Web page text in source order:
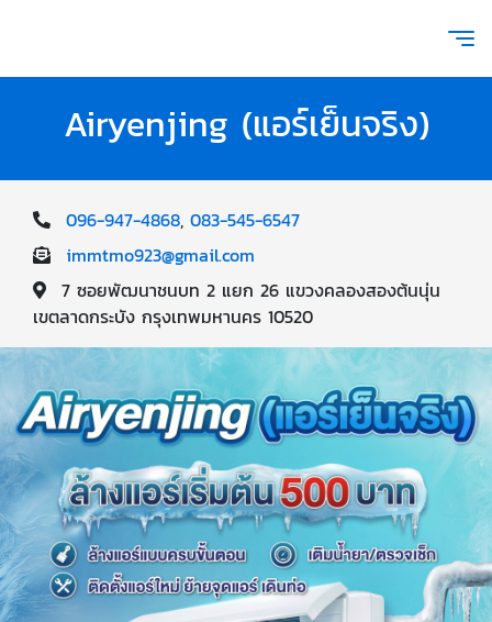
Airyenjing (แอร์เย็นจริง)
096-947-4868, 083-545-6547
immtmo923@gmail.com
7 ซอยพัฒนาชนบท 2 แยก 26 แขวงคลองสองต้นนุ่น
เขตลาดกระบัง กรุงเทพมหานคร 10520